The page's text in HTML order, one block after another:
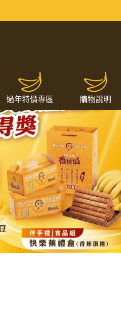
過年特價專區 購物說明